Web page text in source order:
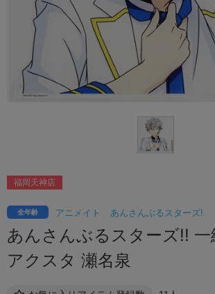
アニメイト あんさんぶるスターズ!
全年齢
あんさんぶるスターズ!! 一
アクスタ 瀬名泉
福岡天神店